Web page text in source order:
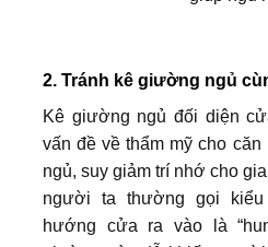
2. Tránh kê giường ngủ
Kê giường ngủ đối diện
vấn đề về thẩm mỹ cho
ngủ, suy giảm trí nhớ cho
người ta thường gọi
hướng cửa ra vào là